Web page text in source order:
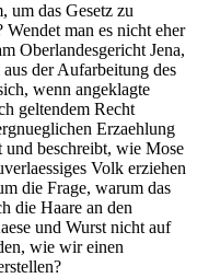
um das Gesetz zu
man es nicht eher
Oberlandesgericht Jena,
der Aufarbeitung des
wenn angeklagte
geltendem Recht
Erzaehlung
und beschreibt, wie Mose
Volk erziehen
die Frage, warum das
die Haare an den
und Wurst nicht auf
wie wir einen